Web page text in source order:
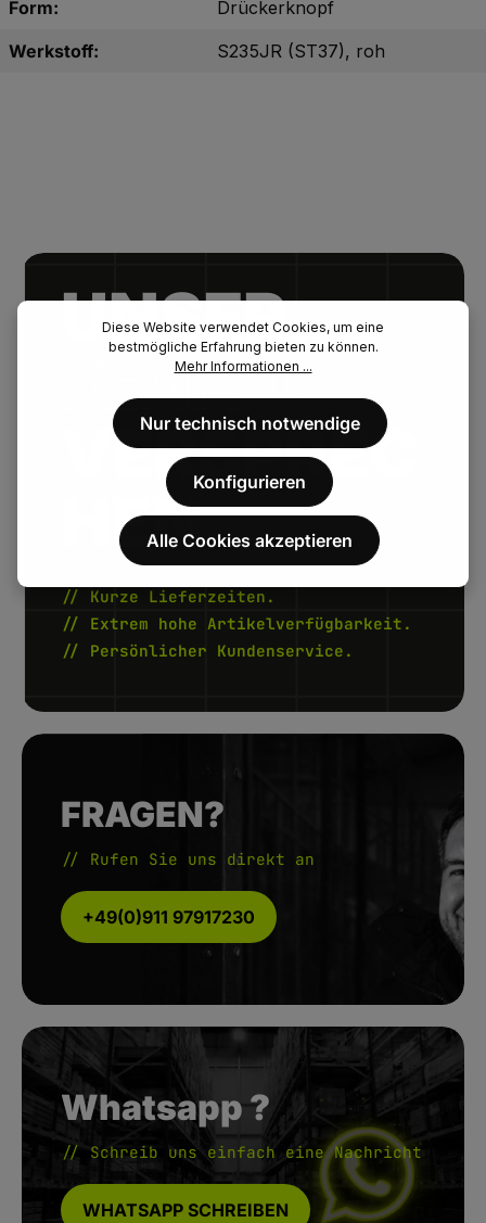
Form:
Drückerknopf
Werkstoff:
S235JR (ST37), roh
UNSER.
FENAU.
VERSPREC
HEN.
// Kurze Lieferzeiten.
// Extrem hohe Artikelverfügbarkeit.
// Persönlicher Kundenservice.
FRAGEN?
// Rufen Sie uns direkt an
+49(0)911 97917230
Whatsapp ?
// Schreib uns einfach eine Nachricht
WHATSAPP SCHREIBEN
Diese Website verwendet Cookies, um eine
bestmögliche Erfahrung bieten zu können.
Mehr Informationen ...
Nur technisch notwendige
Konfigurieren
Alle Cookies akzeptieren